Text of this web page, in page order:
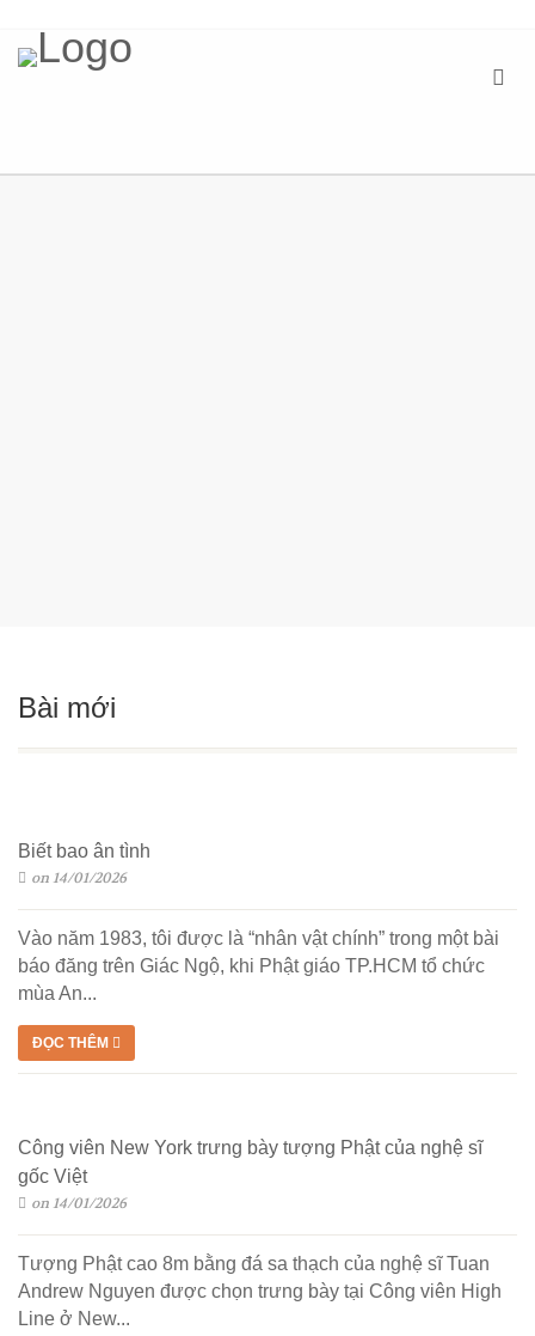
Bài mới
Biết bao ân tình
on 14/01/2026
Vào năm 1983, tôi được là “nhân vật chính” trong một bài
báo đăng trên Giác Ngộ, khi Phật giáo TP.HCM tổ chức
mùa An...
ĐỌC THÊM
Công viên New York trưng bày tượng Phật của nghệ sĩ
gốc Việt
on 14/01/2026
Tượng Phật cao 8m bằng đá sa thạch của nghệ sĩ Tuan
Andrew Nguyen được chọn trưng bày tại Công viên High
Line ở New...